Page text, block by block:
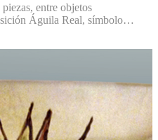
entre objetos
Águila Real, símbolo…